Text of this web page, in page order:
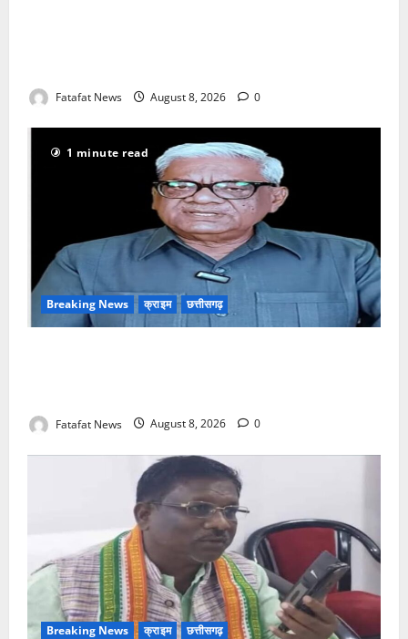
Fatafat News August 8, 2026 0
1 minute read
Breaking News क्राइम छत्तीसगढ़
Fatafat News August 8, 2026 0
Breaking News क्राइम छत्तीसगढ़